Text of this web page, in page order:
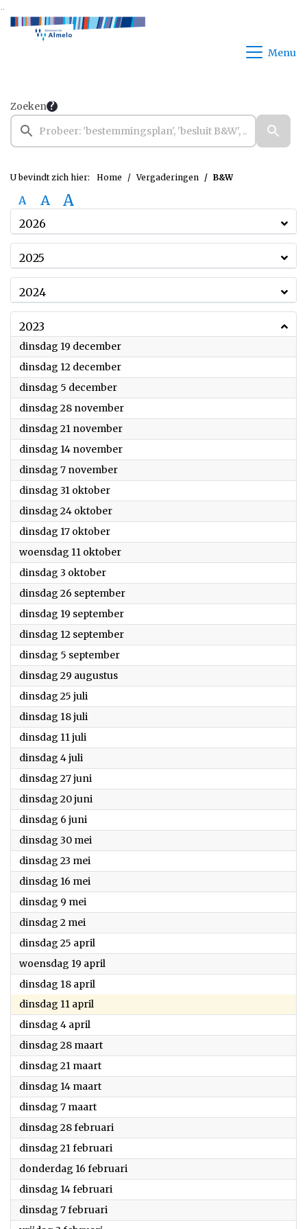
Ga naar de inhoud van deze pagina
Ga naar het zoeken
Ga naar het menu
Menu
Zoeken
U bevindt zich hier: Home Vergaderingen B&W
A A A
2026
2025
2024
2023
dinsdag 19 december2023
dinsdag 12 december2023
dinsdag 5 december2023
dinsdag 28 november2023
dinsdag 21 november2023
dinsdag 14 november2023
dinsdag 7 november2023
dinsdag 31 oktober2023
dinsdag 24 oktober2023
dinsdag 17 oktober2023
woensdag 11 oktober2023
dinsdag 3 oktober2023
dinsdag 26 september2023
dinsdag 19 september2023
dinsdag 12 september2023
dinsdag 5 september2023
dinsdag 29 augustus2023
dinsdag 25 juli
dinsdag 18 juli
dinsdag 11 juli
dinsdag 4 juli
dinsdag 27 juni
dinsdag 20 juni
dinsdag 6 juni
dinsdag 30 mei
dinsdag 23 mei
dinsdag 16 mei
dinsdag 9 mei
dinsdag 2 mei
dinsdag 25 april
woensdag 19 april
dinsdag 18 april
dinsdag 11 april
dinsdag 4 april
dinsdag 28 maart2023
dinsdag 21 maart2023
dinsdag 14 maart2023
dinsdag 7 maart2023
dinsdag 28 februari
dinsdag 21 februari
donderdag 16 februari
dinsdag 14 februari
dinsdag 7 februari